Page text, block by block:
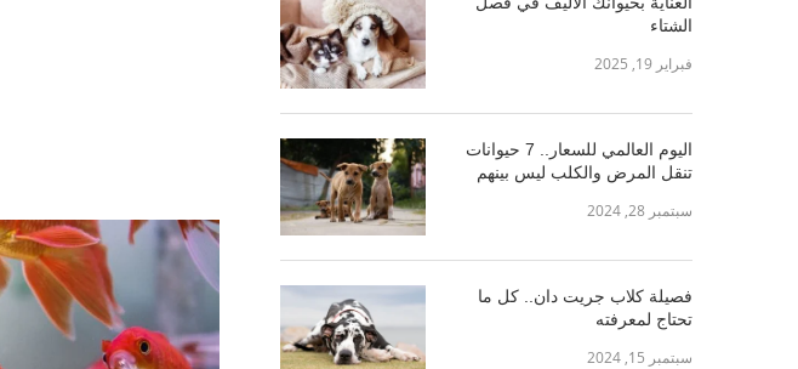
الشتاء
فبراير 19, 2025
اليوم العالمي للسعار.. 7 حيوانات
تنقل المرض والكلب ليس بينهم
سبتمبر 28, 2024
فصيلة كلاب جريت دان.. كل ما
تحتاج لمعرفته
سبتمبر 15, 2024